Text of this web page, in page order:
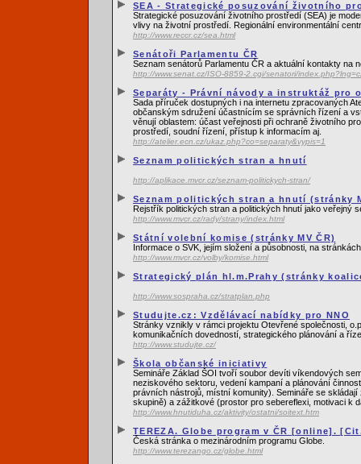
SEA - Strategické posuzování životního
Strategické posuzování životního prostředí (SEA) je
vlivy na životní prostředí. Regionální environmentální
http://www.reccr.cz/sea.html
Senátoři Parlamentu ČR
Seznam senátorů Parlamentu ČR a aktuální kontakty na
http://www.senat.cz/ISO-8859-2.cgi/senatori/
Separáty - Právní návody a instruktáž pro
Sada příruček dostupných i na internetu zpracovaných
občanským sdružení účastnícím se správních řízení a
věnují oblastem: účast veřejnosti při ochraně životního
prostředí, soudní řízení, přístup k informacím aj.
http://atelier.ecn.cz/ukaz.php?co=separaty&vypis=1
Seznam politických stran a hnutí
http://aplikace.mvcr.cz/seznam-politickych-stran/
Seznam politických stran a hnutí (stránky
Rejstřík politických stran a politických hnutí jako veřejný
http://www.mvcr.cz/rady/strany/index.html
Státní volební komise (stránky MV ČR)
Informace o SVK, jejím složení a působnosti, na
http://www.mvcr.cz/volby/komise.html
Strategický plán hl.m.Prahy (stránky
http://www.sospraha.cz/stratplan.php
Studujte.cz: Vzdělávací nabídky pro NNO
Stránky vznikly v rámci projektu Otevřené společnosti,
komunikačních dovedností, strategického plánování a
http://www.studujte.cz/
Škola občanské iniciativy
Semináře Základ ŠOI tvoří soubor devíti víkendových
neziskového sektoru, vedení kampaní a plánování
právních nástrojů, místní komunity). Semináře se
skupině) a zážitkové (prostor pro sebereflexi, motivaci k
http://www.hnutiduha.cz/aktivity/ostatni/soitext.htm
TEREZA. Globe program v ČR [online].
Česká stránka o mezinárodním programu Globe.
http://www.terezango.cz/globe.html